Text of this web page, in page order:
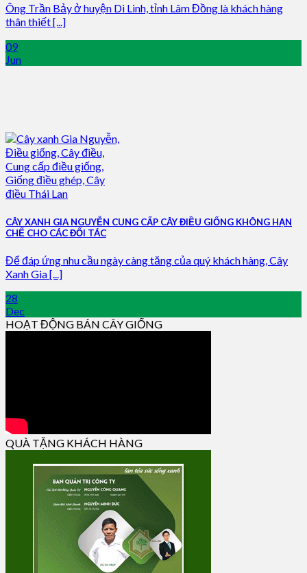
Ông Trần Bảy ở huyện Di Linh, tỉnh Lâm Đồng là khách hàng
thân thiết [...]
09
Jun
CÂY XANH GIA NGUYỄN CUNG CẤP CÂY ĐIỀU GIỐNG KHÔNG HẠN
CHẾ CHO CÁC ĐỐI TÁC
Để đáp ứng nhu cầu ngày càng tăng của quý khách hàng, Cây
Xanh Gia [...]
28
Dec
HOẠT ĐỘNG BÁN CÂY GIỐNG
QUÀ TẶNG KHÁCH HÀNG